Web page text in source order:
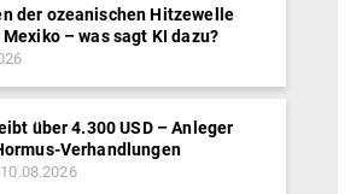
der ozeanischen Hitzewelle
– was sagt KI dazu?
über 4.300 USD – Anleger
Verhandlungen
10.08.2026